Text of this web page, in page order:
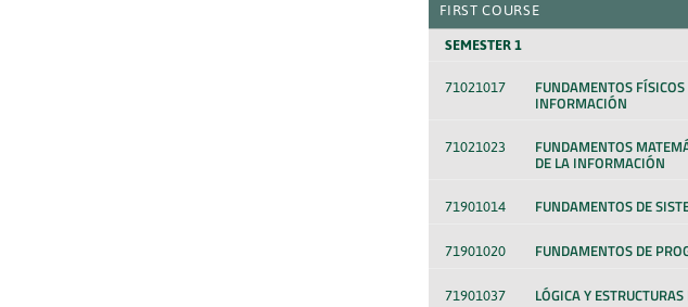
FIRST COURSE
SEMESTER 1
71021017 FUNDAMENTOS
INFORMACIÓN
71021023 FUNDAMENTOS
DE LA INFORMACIÓN
71901014 FUNDAMENTOS DE
71901020 FUNDAMENTOS DE
71901037 LÓGICA Y